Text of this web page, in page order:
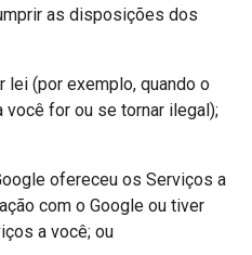
as disposições dos
lei (por exemplo, quando o
for ou se tornar ilegal);
ofereceu os Serviços a
com o Google ou tiver
a você; ou